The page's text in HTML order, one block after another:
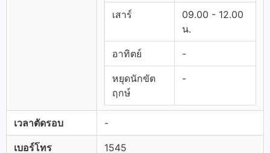
เสาร์
09.00 - 12.00
น.
อาทิตย์ -
หยุดนักขัต
ฤกษ์
-
เวลาตัดรอบ -
เบอร์โทร 1545